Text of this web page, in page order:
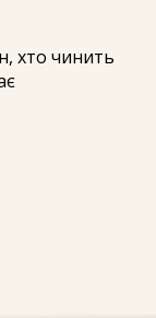
хто чинить